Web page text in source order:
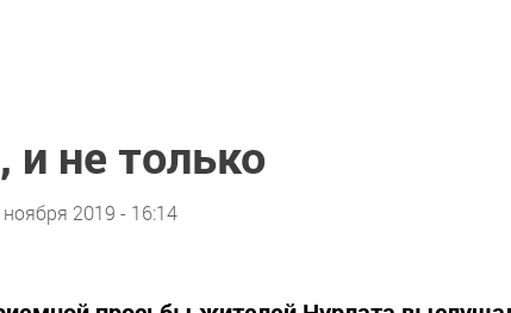
и не только
ноября 2019 - 16:14